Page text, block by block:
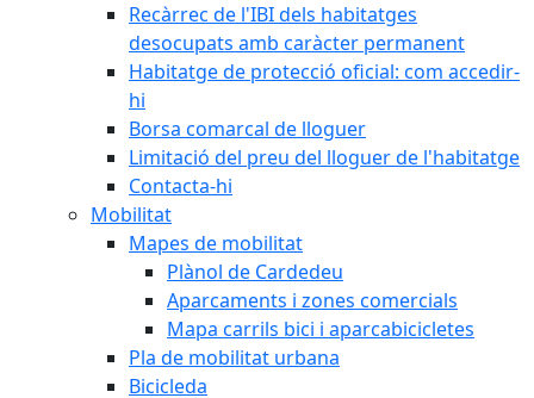
Recàrrec de l'IBI dels habitatges
desocupats amb caràcter permanent
Habitatge de protecció oficial: com accedir-
hi
Borsa comarcal de lloguer
Limitació del preu del lloguer de l'habitatge
Contacta-hi
Mobilitat
Mapes de mobilitat
Plànol de Cardedeu
Aparcaments i zones comercials
Mapa carrils bici i aparcabicicletes
Pla de mobilitat urbana
Bicicleda